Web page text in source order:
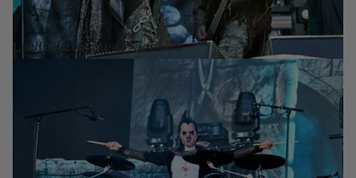
Lordi. Kuva: Jussi Niemelä